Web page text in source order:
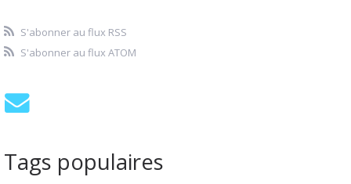
S'abonner au flux RSS
S'abonner au flux ATOM
Tags populaires